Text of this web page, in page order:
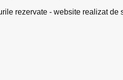
rezervate - website realizat